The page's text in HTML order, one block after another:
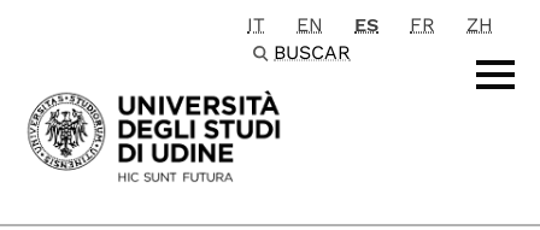
Passa al contenuto principale
IT EN ES FR
ZH
BUSCAR